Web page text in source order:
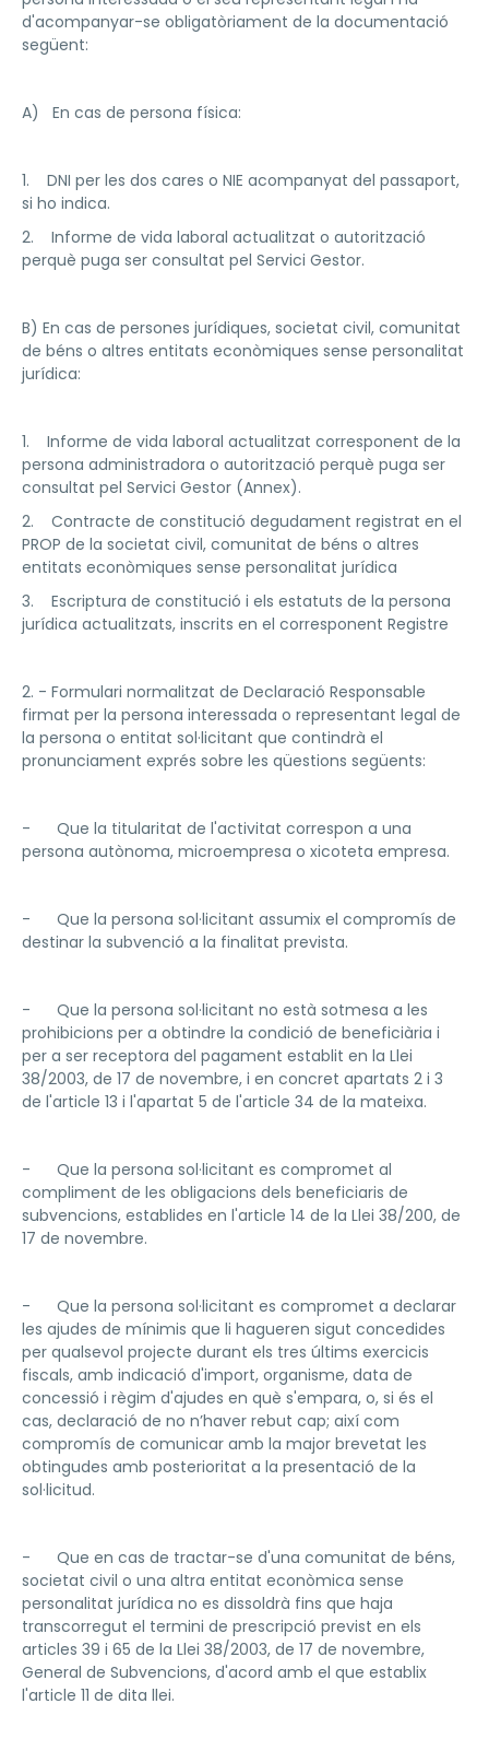
d'acompanyar-se obligatòriament de la documentació
següent:
A) En cas de persona física:
1. DNI per les dos cares o NIE acompanyat del passaport,
si ho indica.
2. Informe de vida laboral actualitzat o autorització
perquè puga ser consultat pel Servici Gestor.
B) En cas de persones jurídiques, societat civil, comunitat
de béns o altres entitats econòmiques sense personalitat
jurídica:
1. Informe de vida laboral actualitzat corresponent de la
persona administradora o autorització perquè puga ser
consultat pel Servici Gestor (Annex).
2. Contracte de constitució degudament registrat en el
PROP de la societat civil, comunitat de béns o altres
entitats econòmiques sense personalitat jurídica
3. Escriptura de constitució i els estatuts de la persona
jurídica actualitzats, inscrits en el corresponent Registre
2. - Formulari normalitzat de Declaració Responsable
firmat per la persona interessada o representant legal de
la persona o entitat sol·licitant que contindrà el
pronunciament exprés sobre les qüestions següents:
- Que la titularitat de l'activitat correspon a una
persona autònoma, microempresa o xicoteta empresa.
- Que la persona sol·licitant assumix el compromís de
destinar la subvenció a la finalitat prevista.
- Que la persona sol·licitant no està sotmesa a les
prohibicions per a obtindre la condició de beneficiària i
per a ser receptora del pagament establit en la Llei
38/2003, de 17 de novembre, i en concret apartats 2 i 3
de l'article 13 i l'apartat 5 de l'article 34 de la mateixa.
- Que la persona sol·licitant es compromet al
compliment de les obligacions dels beneficiaris de
subvencions, establides en l'article 14 de la Llei 38/200, de
17 de novembre.
- Que la persona sol·licitant es compromet a declarar
les ajudes de mínimis que li hagueren sigut concedides
per qualsevol projecte durant els tres últims exercicis
fiscals, amb indicació d'import, organisme, data de
concessió i règim d'ajudes en què s'empara, o, si és el
cas, declaració de no n’haver rebut cap; així com
compromís de comunicar amb la major brevetat les
obtingudes amb posterioritat a la presentació de la
sol·licitud.
- Que en cas de tractar-se d'una comunitat de béns,
societat civil o una altra entitat econòmica sense
personalitat jurídica no es dissoldrà fins que haja
transcorregut el termini de prescripció previst en els
articles 39 i 65 de la Llei 38/2003, de 17 de novembre,
General de Subvencions, d'acord amb el que establix
l'article 11 de dita llei.